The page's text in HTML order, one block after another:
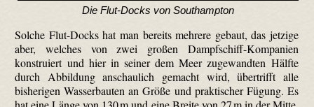
Die Flut-Docks von Southampton
Solche Flut-Docks hat man bereits mehrere gebaut, das jetzige
aber, welches von zwei großen Dampfschiff-Kompanien
konstruiert und hier in seiner dem Meer zugewandten Hälfte
durch Abbildung anschaulich gemacht wird, übertrifft alle
bisherigen Wasserbauten an Größe und praktischer Fügung. Es